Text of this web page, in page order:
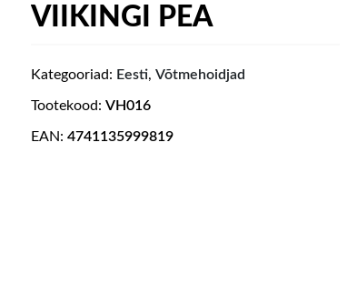
VIIKINGI PEA
EAN: 4741135999819
Tootekood: VH016
Kategooriad: Eesti, Võtmehoidjad